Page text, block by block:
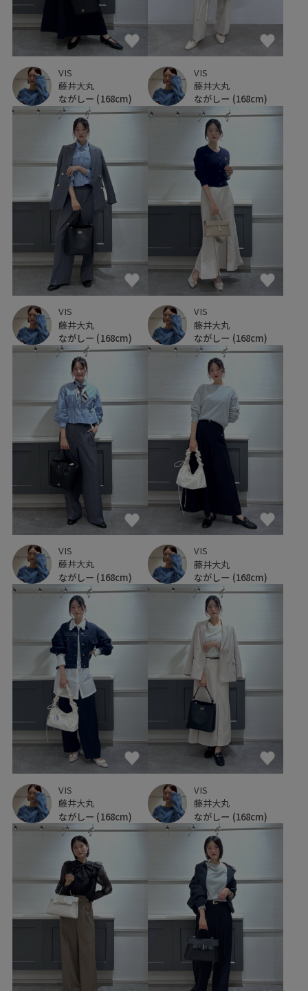
VIS
藤井大丸
ながしー (168cm)
VIS
藤井大丸
ながしー (168cm)
VIS
藤井大丸
ながしー (168cm)
VIS
藤井大丸
ながしー (168cm)
VIS
藤井大丸
ながしー (168cm)
VIS
藤井大丸
ながしー (168cm)
VIS
藤井大丸
ながしー (168cm)
VIS
藤井大丸
ながしー (168cm)